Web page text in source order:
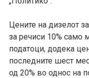
Цените на дизелот
за речиси 10% само
податоци, додека
последните шест
од 20% во однос на